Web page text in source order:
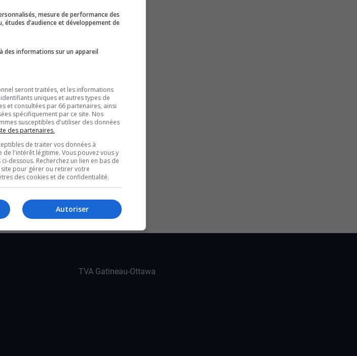
de
boulevard St-
évalués à un
TVA Gatineau-Ottawa
mesure de performance des
études d’audience et développement de
des informations sur un appareil
seront traitées, et les informations
uniques et autres types de
et consultées par 66 partenaires, ainsi
spécifiquement par ce site. Nos
susceptibles d'utiliser des données
des partenaires.
de traiter vos données à
de l'intérêt légitime. Vous pouvez vous y
dessous. Recherchez un lien en bas de
pour gérer ou retirer votre
des cookies et de confidentialité.
Autoriser